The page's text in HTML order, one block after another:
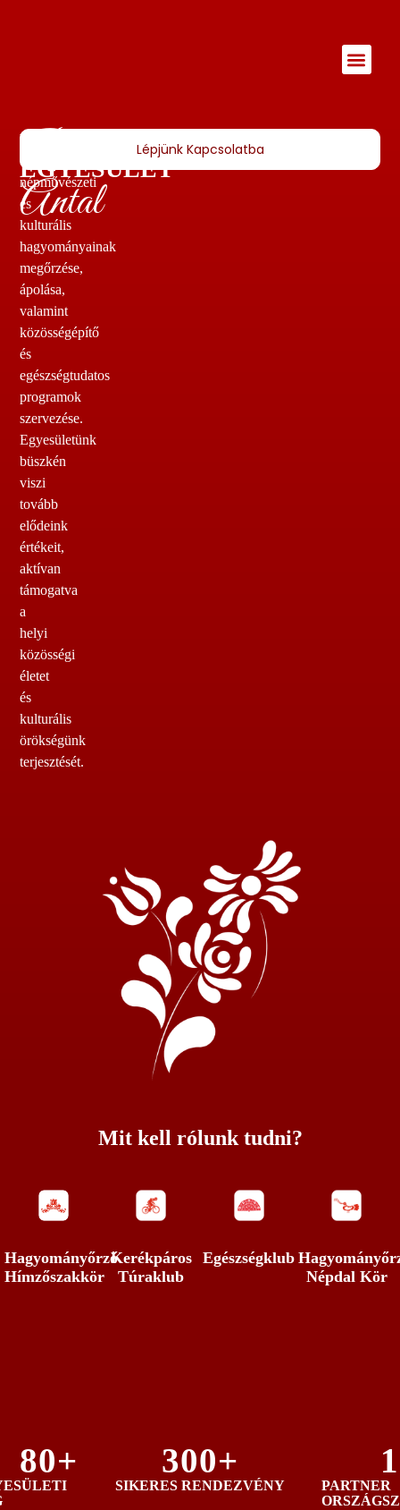
Pantó
Antal
HAGYOMÁNYŐRZŐ
EGYESÜLET
Célunk
Öcsöd
népművészeti
és
kulturális
hagyományainak
megőrzése,
ápolása,
valamint
közösségépítő
és
egészségtudatos
programok
szervezése.
Egyesületünk
büszkén
viszi
tovább
elődeink
értékeit,
aktívan
támogatva
a
helyi
közösségi
életet
és
kulturális
örökségünk
terjesztését.
Lépjünk Kapcsolatba
Mit kell rólunk tudni?
Hagyományőrző
Hímzőszakkör
Kerékpáros
Túraklub
Egészségklub
Népdal Kör
80+
SIKERES RENDEZVÉNY
300+
PARTNER